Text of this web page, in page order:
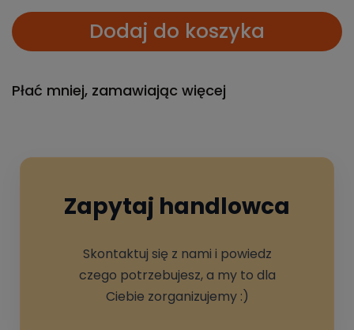
Dodaj do koszyka
Płać mniej, zamawiając więcej
Zapytaj handlowca
Skontaktuj się z nami i powiedz
czego potrzebujesz, a my to dla
Ciebie zorganizujemy :)